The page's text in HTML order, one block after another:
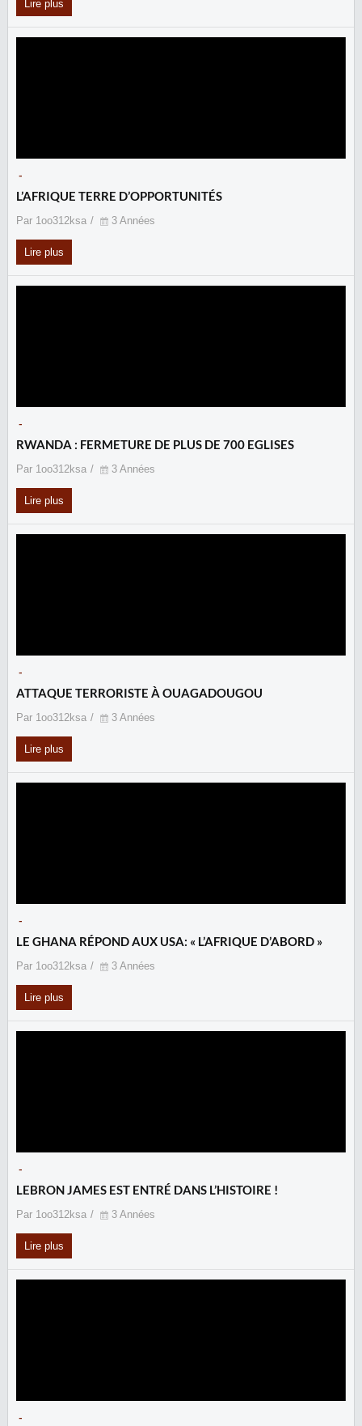
Lire plus
-
L’AFRIQUE TERRE D’OPPORTUNITÉS
Par 1oo312ksa 3 Années
Lire plus
-
RWANDA : FERMETURE DE PLUS DE 700 EGLISES
Par 1oo312ksa 3 Années
Lire plus
-
ATTAQUE TERRORISTE À OUAGADOUGOU
Par 1oo312ksa 3 Années
Lire plus
-
LE GHANA RÉPOND AUX USA: « L’AFRIQUE D’ABORD »
Par 1oo312ksa 3 Années
Lire plus
-
LEBRON JAMES EST ENTRÉ DANS L’HISTOIRE !
Par 1oo312ksa 3 Années
Lire plus
-